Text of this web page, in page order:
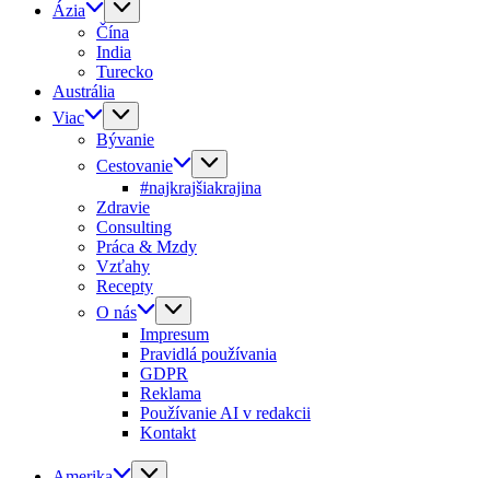
Ázia
Čína
India
Turecko
Austrália
Viac
Bývanie
Cestovanie
#najkrajšiakrajina
Zdravie
Consulting
Práca & Mzdy
Vzťahy
Recepty
O nás
Impresum
Pravidlá používania
GDPR
Reklama
Používanie AI v redakcii
Kontakt